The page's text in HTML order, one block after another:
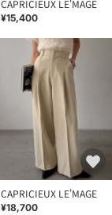
CAPRICIEUX LE'MAGE
¥15,400
CAPRICIEUX LE'MAGE
¥18,700